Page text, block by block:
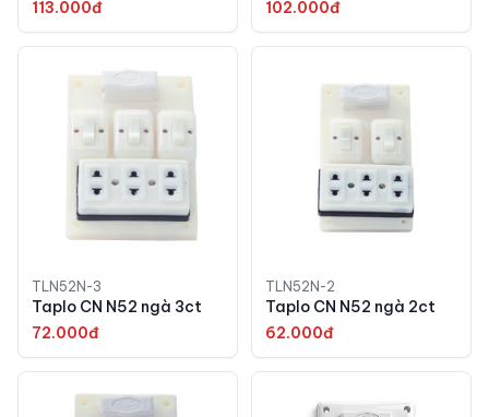
113.000đ
102.000đ
TLN52N-3
Taplo CN N52 ngà 3ct
72.000đ
TLN52N-2
Taplo CN N52 ngà 2ct
62.000đ